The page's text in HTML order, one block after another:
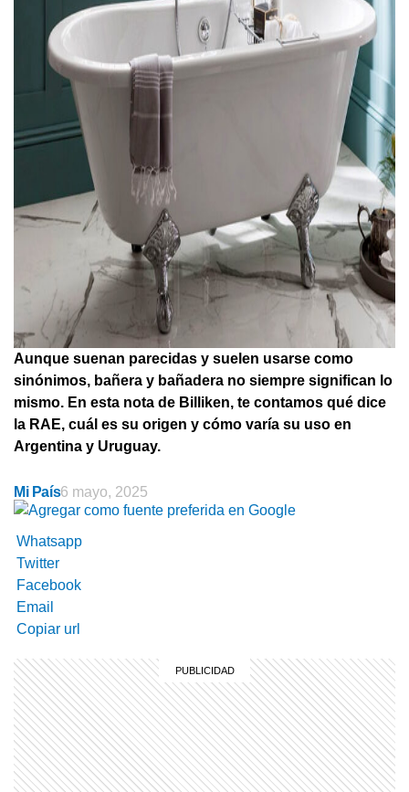
Aunque suenan parecidas y suelen usarse como
sinónimos, bañera y bañadera no siempre significan lo
mismo. En esta nota de Billiken, te contamos qué dice
la RAE, cuál es su origen y cómo varía su uso en
Argentina y Uruguay.
Mi País6 mayo, 2025
Whatsapp
Twitter
Facebook
Email
Copiar url